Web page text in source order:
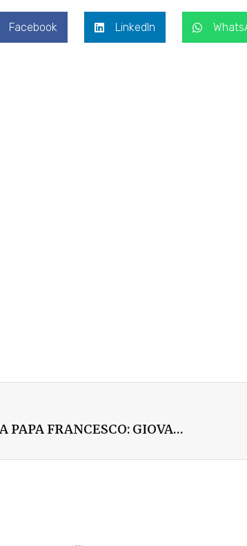
Facebook LinkedIn
IL RITRATTO DI MILANO CHE ASPETTA PAPA FRANCESCO: GIOVANI, PERIFERIA, CHIESA, LAVORO